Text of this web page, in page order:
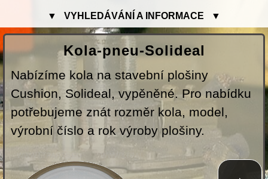
▼ VYHLEDÁVÁNÍ A INFORMACE ▼
Kola-pneu-Solideal
Nabízíme kola na stavební plošiny
Cushion, Solideal, vypěněné. Pro nabídku
potřebujeme znát rozměr kola, model,
výrobní číslo a rok výroby plošiny.